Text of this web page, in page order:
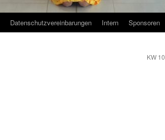
Datenschutzvereinbarungen Intern Sponsoren
KW 10